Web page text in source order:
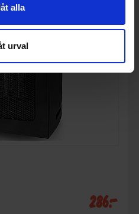
alla
urval
286:-